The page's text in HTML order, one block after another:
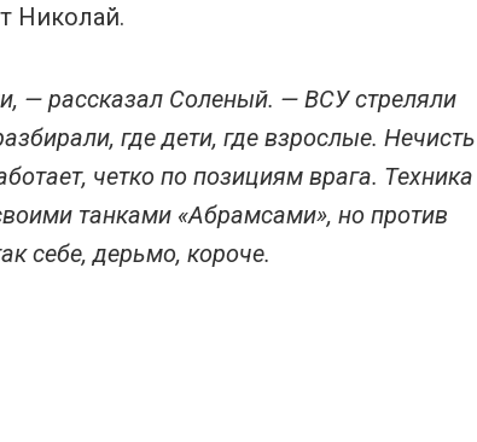
Николай.
— рассказал Соленый. — ВСУ стреляли
где дети, где взрослые. Нечисть
четко по позициям врага. Техника
танками «Абрамсами», но против
себе, дерьмо, короче.